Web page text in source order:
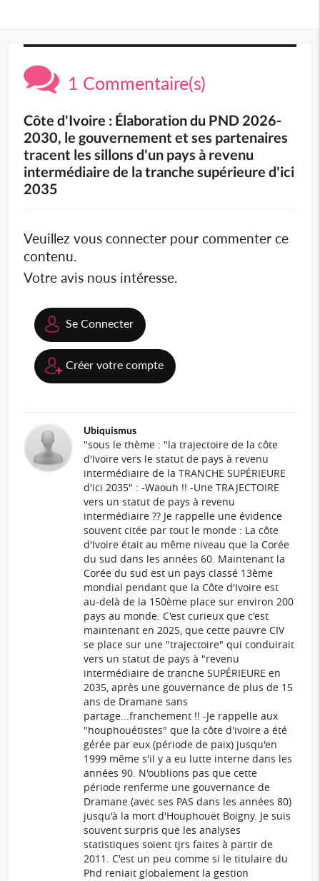
1 Commentaire(s)
Côte d'Ivoire : Élaboration du PND 2026-
2030, le gouvernement et ses partenaires
tracent les sillons d'un pays à revenu
intermédiaire de la tranche supérieure d'ici
2035
Veuillez vous connecter pour commenter ce
contenu.
Votre avis nous intéresse.
Se Connecter
Créer votre compte
Ubiquismus
"sous le thème : "la trajectoire de la côte
d'Ivoire vers le statut de pays à revenu
intermédiaire de la TRANCHE SUPÉRIEURE
d'ici 2035" : -Waouh !! -Une TRAJECTOIRE
vers un statut de pays à revenu
intermédiaire ?? Je rappelle une évidence
souvent citée par tout le monde : La côte
d'Ivoire était au même niveau que la Corée
du sud dans les années 60. Maintenant la
Corée du sud est un pays classé 13ème
mondial pendant que la Côte d'Ivoire est
au-delà de la 150ème place sur environ 200
pays au monde. C'est curieux que c'est
maintenant en 2025, que cette pauvre CIV
se place sur une "trajectoire" qui conduirait
vers un statut de pays à "revenu
intermédiaire de tranche SUPÉRIEURE en
2035, après une gouvernance de plus de 15
ans de Dramane sans
partage...franchement !! -Je rappelle aux
"houphouétistes" que la côte d'ivoire a été
gérée par eux (période de paix) jusqu'en
1999 même s'il y a eu lutte interne dans les
années 90. N'oublions pas que cette
période renferme une gouvernance de
Dramane (avec ses PAS dans les années 80)
jusqu'à la mort d'Houphouët Boigny. Je suis
souvent surpris que les analyses
statistiques soient tjrs faites à partir de
2011. C'est un peu comme si le titulaire du
Phd reniait globalement la gestion